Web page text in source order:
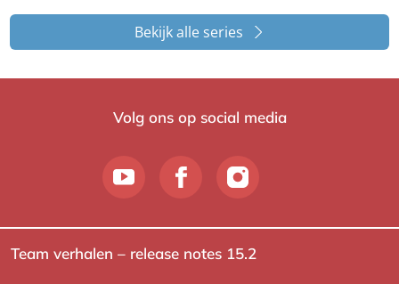
Bekijk alle series
Volg ons op social media
Team verhalen – release notes 15.2